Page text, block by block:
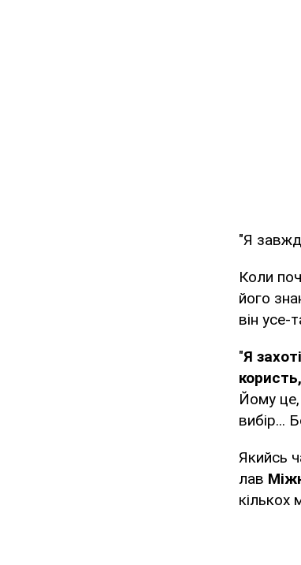
"Я
Коли
його
він усе-
"Я
Йому це,
вибір...
Якийсь
лав
кількох